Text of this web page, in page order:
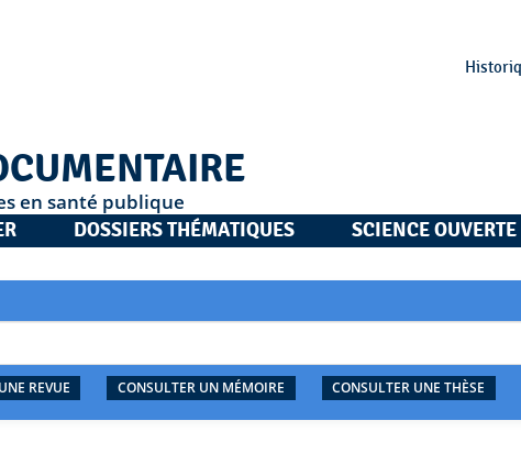
en santé publique
DOSSIERS THÉMATIQUES SCIENCE OUVERTE
REVUE CONSULTER UN MÉMOIRE CONSULTER UNE THÈSE